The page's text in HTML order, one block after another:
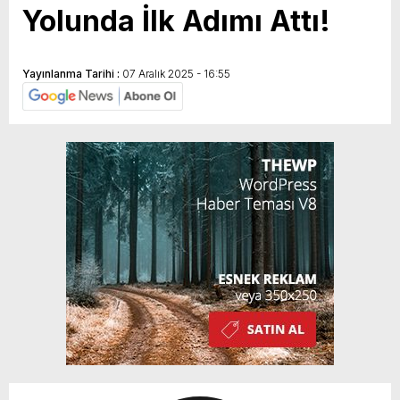
Yolunda İlk Adımı Attı!
Yayınlanma Tarihi : 07 Aralık 2025 - 16:55